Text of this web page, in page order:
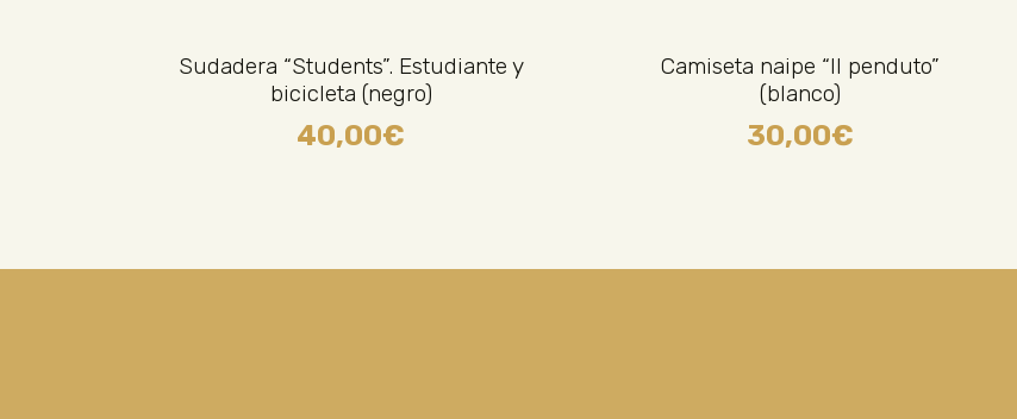
Sudadera “Students”. Estudiante y
bicicleta (negro)
40,00€
Camiseta naipe “Il penduto”
(blanco)
30,00€